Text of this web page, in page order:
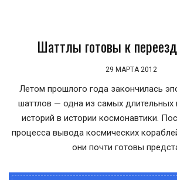
Шаттлы готовы к
29 МАРТА 2012
Летом прошлого года закончилась
шаттлов — одна из самых длительных
историй в истории космонавтики.
процесса вывода космических
они почти готовы